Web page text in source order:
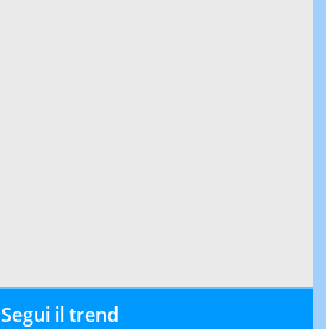
Segui il trend